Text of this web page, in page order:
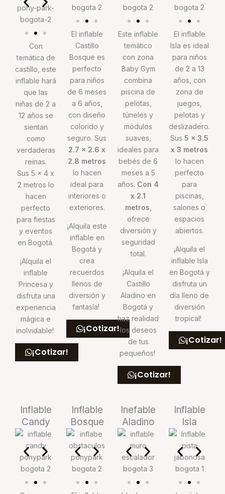
Con
temática de
castillo, este
inflable hará
que las
niñas de 2 a
12 años se
sientan
como
verdaderas
reinas.
Sus 5 x 4 x
2 metros lo
hacen
perfecto
para fiestas
y eventos
en Bogotá.
¡Alquila el
inflable
Princesa y
disfruta una
experiencia
mágica e
inolvidable!
¡Cotizar!
El inflable
Castillo
Bosque es
perfecto
para niños
de 6 meses
a 6 años,
con diseño
colorido y
seguro. Sus
2.7 x 2.6 x
2.8 metros
lo hacen
ideal para
interiores o
exteriores.
¡Alquila este
inflable en
Bogotá y
crea
recuerdos
llenos de
diversión y
fantasía!
¡Cotizar!
Este inflable
temático
con zona
Baby Gym
combina
piscina de
pelotas,
túneles y
módulos
suaves,
ideales para
bebés de 6
meses a 5
años. Con 4
x 2.1
metros
ofrece
diversión y
seguridad
total.
¡Alquila el
Castillo
Aladino en
Bogotá y
haz realidad
los deseos
de tus
pequeños!
¡Cotizar!
El inflable
Isla es ideal
para niños
de 2 a 13
años, con
zona de
juegos,
pelotas y
deslizadero.
Sus 5 x 3.5
x 3 metros
lo hacen
perfecto
para
piscinas,
salones o
espacios
abiertos.
¡Alquila el
inflable Isla
en Bogotá y
disfruta un
día lleno de
diversión
tropical!
¡Cotizar!
Inflable
Candy
Inflable
Bosque
Inefable
Aladino
Inflable
Isla